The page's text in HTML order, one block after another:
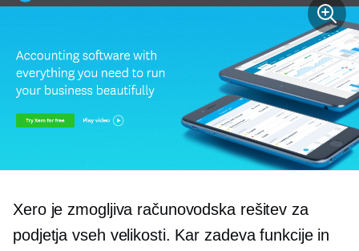
Xero je zmogljiva računovodska rešitev za
podjetja vseh velikosti. Kar zadeva funkcije in